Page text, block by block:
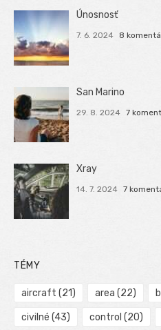
Únosnosť
7. 6. 2024 8
San Marino
29. 8. 2024 7
Xray
14. 7. 2024 7
TÉMY
aircraft (21) area (22)
civilné (43) control (20)